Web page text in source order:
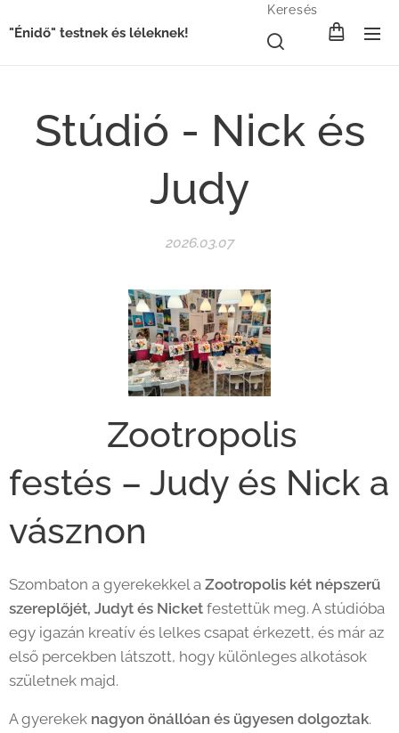
"Énidő" testnek és léleknek!
Keresés
Stúdió - Nick és
Judy
2026.03.07
🦊🐰 Zootropolis
festés – Judy és Nick a
vásznon 🎨
Szombaton a gyerekekkel a Zootropolis két népszerű
szereplőjét, Judyt és Nicket festettük meg. A stúdióba
egy igazán kreatív és lelkes csapat érkezett, és már az
első percekben látszott, hogy különleges alkotások
születnek majd.
A gyerekek nagyon önállóan és ügyesen dolgoztak.